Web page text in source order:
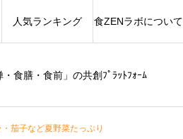
食膳・食前」の共創ﾌﾟﾗｯﾄﾌｫｰﾑ
人気ランキング 食ZENラボについて
茄子など夏野菜たっぷり